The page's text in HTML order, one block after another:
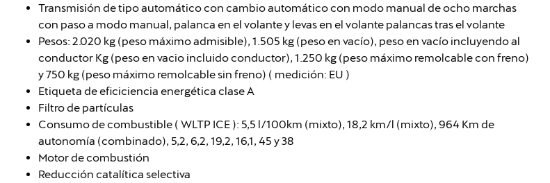
Transmisión de tipo automático con cambio automático con modo manual de ocho marchas
con paso a modo manual, palanca en el volante y levas en el volante palancas tras el volante
Pesos: 2.020 kg (peso máximo admisible), 1.505 kg (peso en vacío), peso en vacío incluyendo al
conductor Kg (peso en vacio incluido conductor), 1.250 kg (peso máximo remolcable con freno)
y 750 kg (peso máximo remolcable sin freno) ( medición: EU )
Etiqueta de eficiciencia energética clase A
Filtro de partículas
Consumo de combustible ( WLTP ICE ): 5,5 l/100km (mixto), 18,2 km/l (mixto), 964 Km de
autonomía (combinado), 5,2, 6,2, 19,2, 16,1, 45 y 38
Motor de combustión
Reducción catalítica selectiva